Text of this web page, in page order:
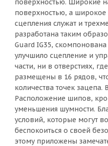
поверхностью. Широкие
поверхностью, а широкое
сцепления служат и
разработана таким
Guard IG35,
улучшило сцепление и
части, ни в отверстиях,
размещены в 16 рядов,
количества точек
Расположение шипов,
уменьшения шумности.
условий, которые могут
беспокоиться о своей
этому приложены